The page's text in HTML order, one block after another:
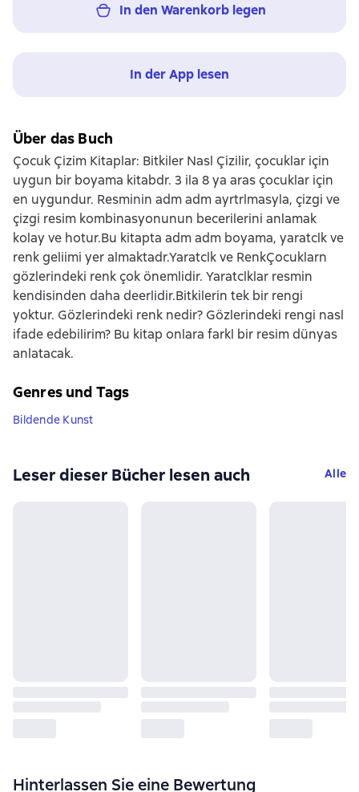
In den Warenkorb legen
In der App lesen
Über das Buch
Çocuk Çizim Kitaplar: Bitkiler Nasl Çizilir, çocuklar için
uygun bir boyama kitabdr. 3 ila 8 ya aras çocuklar için
en uygundur. Resminin adm adm ayrtrlmasyla, çizgi ve
çizgi resim kombinasyonunun becerilerini anlamak
kolay ve hotur.Bu kitapta adm adm boyama, yaratclk ve
renk geliimi yer almaktadr.Yaratclk ve RenkÇocuklarn
gözlerindeki renk çok önemlidir. Yaratclklar resmin
kendisinden daha deerlidir.Bitkilerin tek bir rengi
yoktur. Gözlerindeki renk nedir? Gözlerindeki rengi nasl
ifade edebilirim? Bu kitap onlara farkl bir resim dünyas
anlatacak.
Genres und Tags
Bildende Kunst
Leser dieser Bücher lesen auch Alle
Hinterlassen Sie eine Bewertung